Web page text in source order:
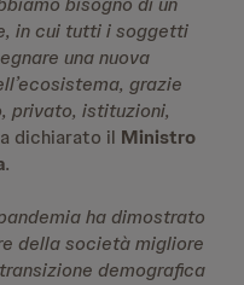
in cui tutti i soggetti
una nuova
grazie
privato, istituzioni,
dichiarato il Ministro
.
ha dimostrato
della società migliore
demografica